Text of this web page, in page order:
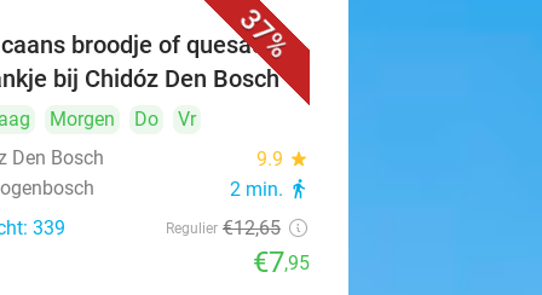
37%
broodje of quesadilla
bij Chidóz Den Bosch
Morgen Do
Vr
Den Bosch
9.9 star
2 min. directions_walk
339 Regulier €12,65
€7,95